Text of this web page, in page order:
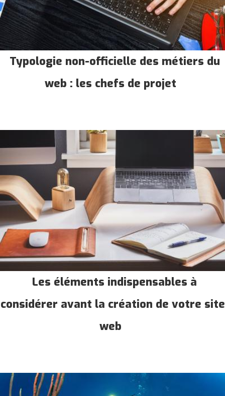
Typologie non-officielle des métiers du
web : les chefs de projet
Les éléments indispensables à
considérer avant la création de votre site
web